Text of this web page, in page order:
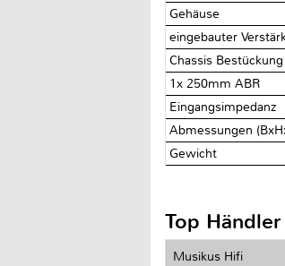
Gehäuse
eingebauter
Chassis Bestückung
1x 250mm ABR
Eingangsimpedanz
Abmessungen
Gewicht
Top Händler
Musikus Hifi